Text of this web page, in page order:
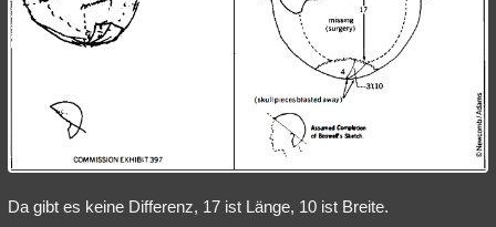
Da gibt es keine Differenz, 17 ist Länge, 10 ist Breite.